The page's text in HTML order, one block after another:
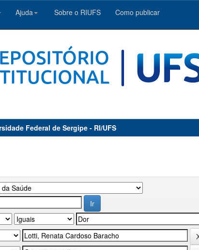
Ajuda Sobre o RIUFS Como publicar
Federal de Sergipe - RI/UFS